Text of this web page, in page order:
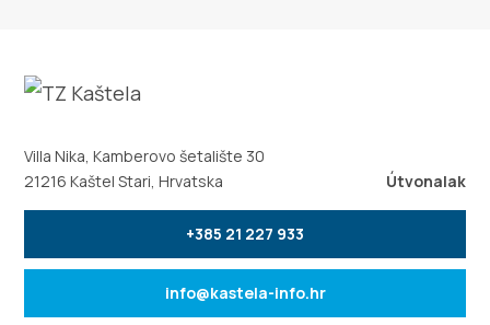
Villa Nika, Kamberovo šetalište 30
21216 Kaštel Stari, Hrvatska
Útvonalak
+385 21 227 933
info@kastela-info.hr